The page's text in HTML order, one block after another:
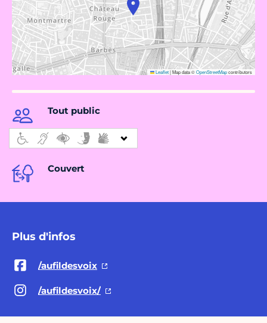
Leaflet|Map data ©OpenStreetMapcontributors
Tout public
Couvert
Plus d'infos
/aufildesvoix
/aufildesvoix/